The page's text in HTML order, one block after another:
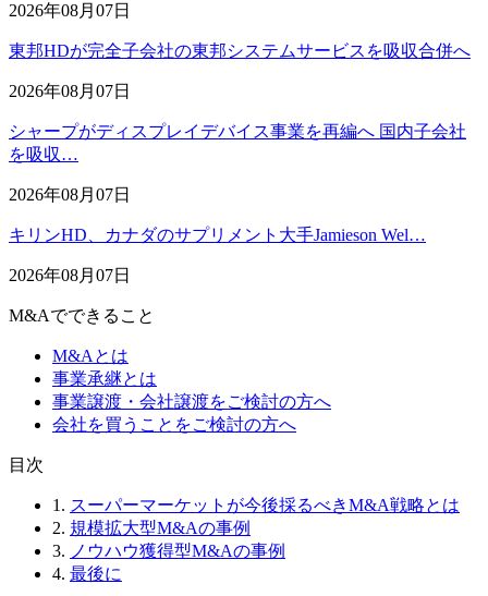
2026年08月07日
東邦HDが完全子会社の東邦システムサービスを吸収合併へ
2026年08月07日
シャープがディスプレイデバイス事業を再編へ 国内子会社
を吸収…
2026年08月07日
キリンHD、カナダのサプリメント大手Jamieson Wel…
2026年08月07日
M&Aでできること
M&Aとは
事業承継とは
事業譲渡・会社譲渡をご検討の方へ
会社を買うことをご検討の方へ
⽬次
1. スーパーマーケットが今後採るべきM&A戦略とは
2. 規模拡大型M&Aの事例
3. ノウハウ獲得型M&Aの事例
4. 最後に